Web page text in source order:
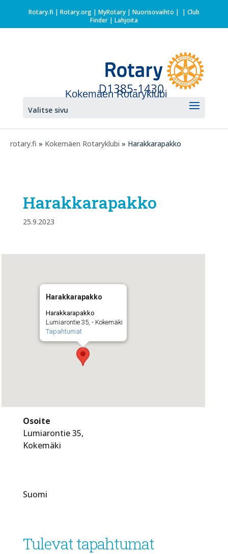
Rotary.fi | Rotary.org| MyRotary | Nuorisovaihto | | Club
Finder| Lahjoita
Kokemäen Rotaryklubi
Valitse sivu
rotary.fi » Kokemäen Rotaryklubi » Harakkarapakko
Harakkarapakko
25.9.2023
Harakkarapakko
Harakkarapakko
Lumiarontie 35, - Kokemäki
Tapahtumat
Osoite
Lumiarontie 35,
Kokemäki
Suomi
Tulevat tapahtumat